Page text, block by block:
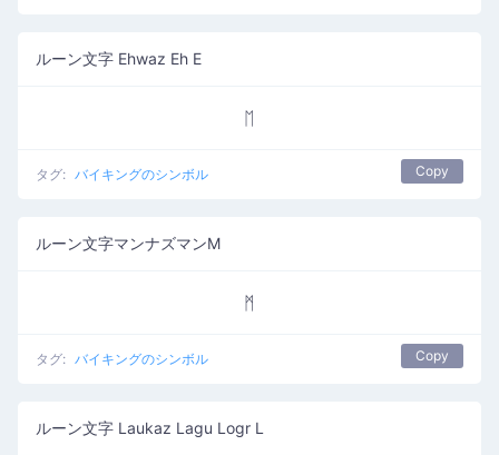
ルーン文字 Ehwaz Eh E
ᛖ
タグ: バイキングのシンボル Copy
ルーン文字マンナズマンM
ᛗ
タグ: バイキングのシンボル Copy
ルーン文字 Laukaz Lagu Logr L